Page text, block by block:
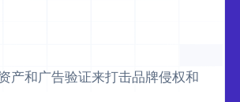
产和广告验证来打击品牌侵权和